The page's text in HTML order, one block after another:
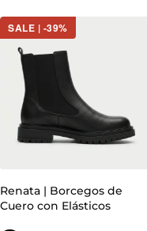
SALE | -39%
Renata | Borcegos de
Cuero con Elásticos